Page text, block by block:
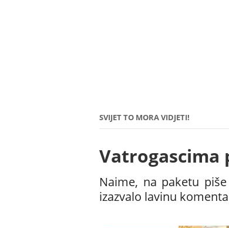
SVIJET TO MORA VIDJETI!
Vatrogascima
Naime, na paketu
izazvalo lavinu